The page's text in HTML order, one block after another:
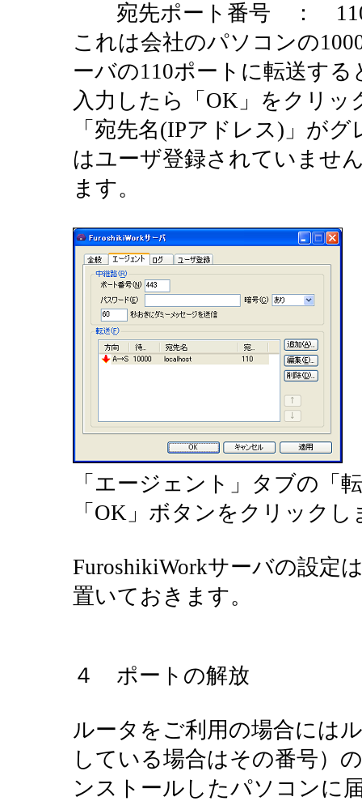
宛先ポート番号 ：
これは会社のパソコンの
ーバの110ポートに転送す
入力したら「OK」をクリッ
「宛先名(IPアドレス)」が
はユーザ登録されていませ
ます。
「エージェント」タブの「
「OK」ボタンをクリックし
FuroshikiWorkサーバの設定
置いておきます。
４ ポートの解放
ルータをご利用の場合には
している場合はその番号）
ンストールしたパソコンに